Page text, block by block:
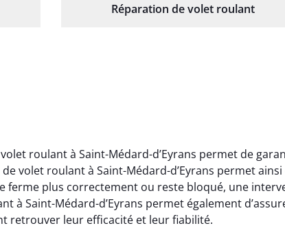
Réparation de volet roulant
roulant à Saint-Médard-d’Eyrans permet de
volet roulant à Saint-Médard-d’Eyrans permet
ferme plus correctement ou reste bloqué, une
à Saint-Médard-d’Eyrans permet également
retrouver leur efficacité et leur fiabilité.